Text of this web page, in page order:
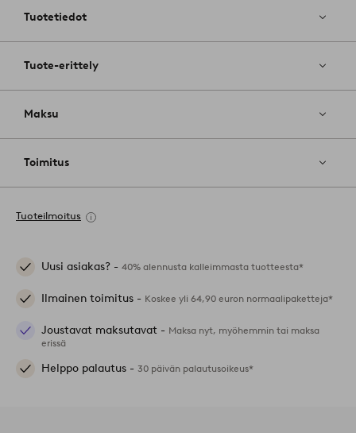
Tuotetiedot
Tuote-erittely
Maksu
Toimitus
Tuoteilmoitus
Uusi asiakas? - 40% alennusta kalleimmasta tuotteesta*
Ilmainen toimitus - Koskee yli 64,90 euron normaalipaketteja*
Joustavat maksutavat - Maksa nyt, myöhemmin tai maksa
erissä
Helppo palautus - 30 päivän palautusoikeus*